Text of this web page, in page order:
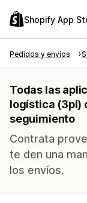
Shopify App
Pedidos y envíos
Todas las
logística (3pl)
seguimiento
Contrata
te den una
los envíos.